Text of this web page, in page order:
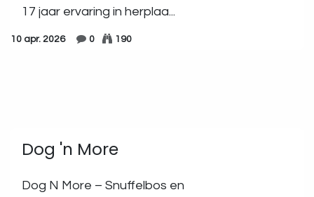
17 jaar ervaring in herplaa...
10 apr. 2026 0 190
Dog 'n More
Dog N More – Snuffelbos en